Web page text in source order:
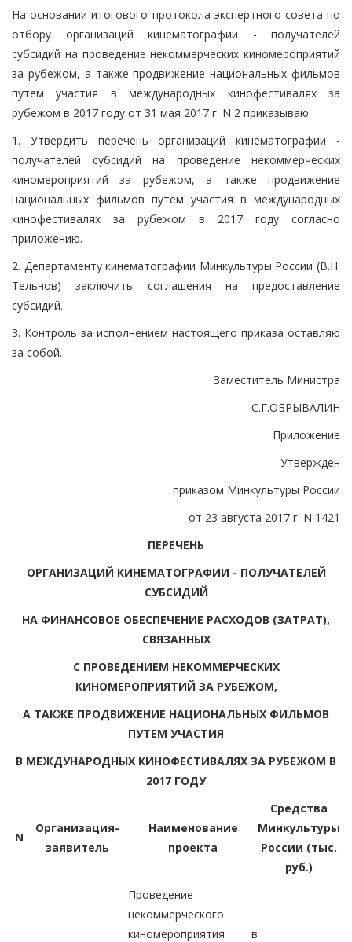
На основании итогового протокола экспертного совета по
отбору организаций кинематографии - получателей
субсидий на проведение некоммерческих киномероприятий
за рубежом, а также продвижение национальных фильмов
путем участия в международных кинофестивалях за
рубежом в 2017 году от 31 мая 2017 г. N 2 приказываю:
1. Утвердить перечень организаций кинематографии -
получателей субсидий на проведение некоммерческих
киномероприятий за рубежом, а также продвижение
национальных фильмов путем участия в международных
кинофестивалях за рубежом в 2017 году согласно
приложению.
2. Департаменту кинематографии Минкультуры России (В.Н.
Тельнов) заключить соглашения на предоставление
субсидий.
3. Контроль за исполнением настоящего приказа оставляю
за собой.
Заместитель Министра
С.Г.ОБРЫВАЛИН
Приложение
Утвержден
приказом Минкультуры России
от 23 августа 2017 г. N 1421
ПЕРЕЧЕНЬ
ОРГАНИЗАЦИЙ КИНЕМАТОГРАФИИ - ПОЛУЧАТЕЛЕЙ
СУБСИДИЙ
НА ФИНАНСОВОЕ ОБЕСПЕЧЕНИЕ РАСХОДОВ (ЗАТРАТ),
СВЯЗАННЫХ
С ПРОВЕДЕНИЕМ НЕКОММЕРЧЕСКИХ
КИНОМЕРОПРИЯТИЙ ЗА РУБЕЖОМ,
А ТАКЖЕ ПРОДВИЖЕНИЕ НАЦИОНАЛЬНЫХ ФИЛЬМОВ
ПУТЕМ УЧАСТИЯ
В МЕЖДУНАРОДНЫХ КИНОФЕСТИВАЛЯХ ЗА РУБЕЖОМ В
2017 ГОДУ
N
Организация-
заявитель
Наименование
проекта
Средства
Минкультуры
России (тыс.
руб.)
Проведение
некоммерческого
киномероприятия в